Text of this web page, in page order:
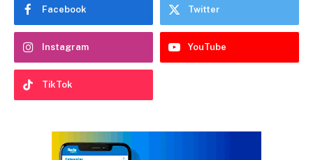
Facebook Twitter
Instagram YouTube
TikTok